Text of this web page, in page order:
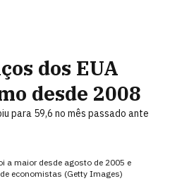
dos EUA
desde 2008
para 59,6 no mês passado ante
a maior desde agosto de 2005 e
economistas (Getty Images)